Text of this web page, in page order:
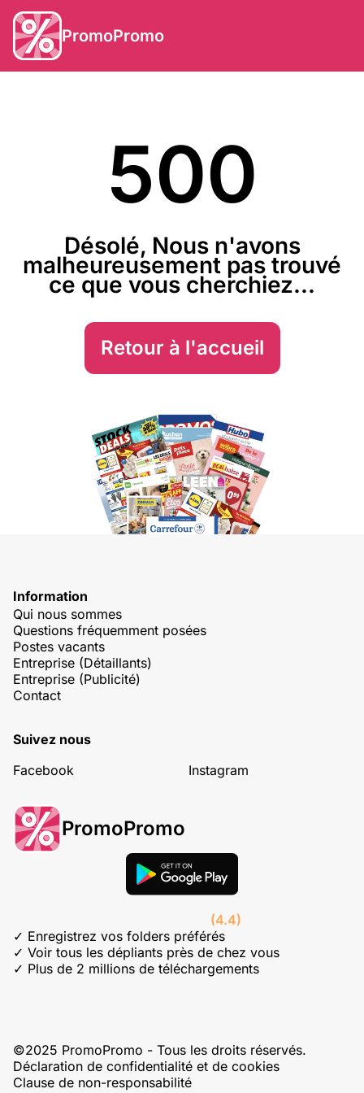
PromoPromo
500
Désolé, Nous n'avons
malheureusement pas trouvé
ce que vous cherchiez...
Retour à l'accueil
Information
Qui nous sommes
Questions fréquemment posées
Postes vacants
Entreprise (Détaillants)
Entreprise (Publicité)
Contact
Suivez nous
Facebook
Instagram
PromoPromo
(4.4)
✓ Enregistrez vos folders préférés
✓ Voir tous les dépliants près de chez vous
✓ Plus de 2 millions de téléchargements
©2025 PromoPromo - Tous les droits réservés.
Déclaration de confidentialité et de cookies
Clause de non-responsabilité